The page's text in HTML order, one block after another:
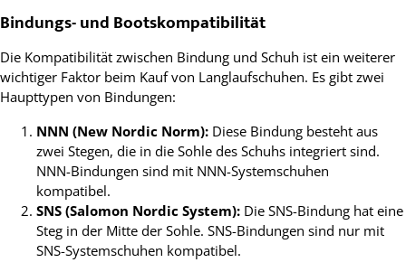
Bindungs- und Bootskompatibilität
Die Kompatibilität zwischen Bindung und Schuh ist ein weiterer
wichtiger Faktor beim Kauf von Langlaufschuhen. Es gibt zwei
Haupttypen von Bindungen:
NNN (New Nordic Norm): Diese Bindung besteht aus
zwei Stegen, die in die Sohle des Schuhs integriert sind.
NNN-Bindungen sind mit NNN-Systemschuhen
kompatibel.
SNS (Salomon Nordic System): Die SNS-Bindung hat eine
Steg in der Mitte der Sohle. SNS-Bindungen sind nur mit
SNS-Systemschuhen kompatibel.